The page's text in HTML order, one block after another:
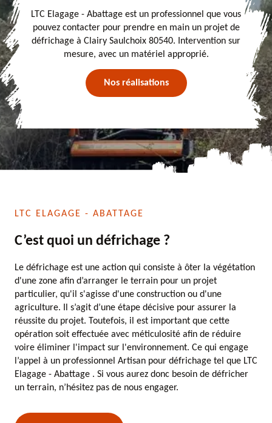
LTC Elagage - Abattage est un professionnel que vous
pouvez contacter pour prendre en main un projet de
défrichage à Clairy Saulchoix 80540. Intervention sur
mesure, avec un matériel approprié.
Nos réalisations
LTC ELAGAGE - ABATTAGE
C’est quoi un défrichage ?
Le défrichage est une action qui consiste à ôter la végétation
d'une zone afin d’arranger le terrain pour un projet
particulier, qu'il s'agisse d'une construction ou d'une
agriculture. Il s’agit d’une étape décisive pour assurer la
réussite du projet. Toutefois, il est important que cette
opération soit effectuée avec méticulosité afin de réduire
voire éliminer l'impact sur l'environnement. Ce qui engage
l’appel à un professionnel Artisan pour défrichage tel que LTC
Elagage - Abattage . Si vous aurez donc besoin de défricher
un terrain, n’hésitez pas de nous engager.